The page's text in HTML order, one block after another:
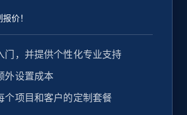
records by category
价！
门，并提供个性化专业支持
外设置成本
个项目和客户的定制套餐